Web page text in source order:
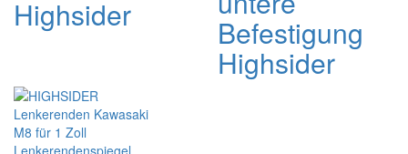
Highsider Befestigung
Highsider